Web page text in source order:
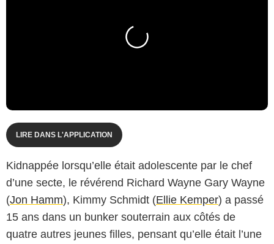
LIRE DANS L'APPLICATION
Kidnappée lorsqu’elle était adolescente par le chef
d’une secte, le révérend Richard Wayne Gary Wayne
(Jon Hamm), Kimmy Schmidt (Ellie Kemper) a passé
15 ans dans un bunker souterrain aux côtés de
quatre autres jeunes filles, pensant qu’elle était l’une